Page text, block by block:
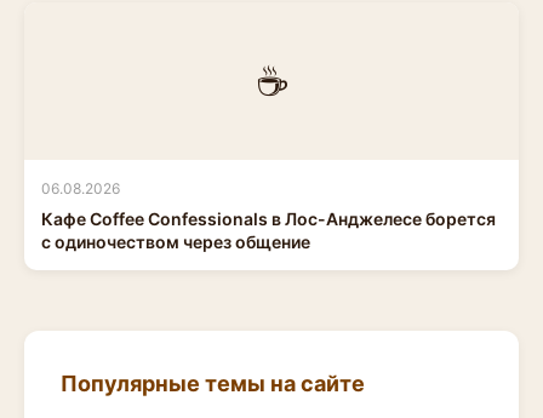
☕
06.08.2026
Кафе Coffee Confessionals в Лос-Анджелесе борется
с одиночеством через общение
Популярные темы на сайте